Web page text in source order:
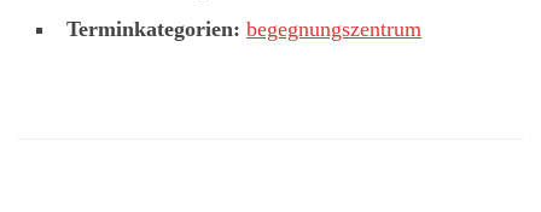
Terminkategorien: begegnungszentrum